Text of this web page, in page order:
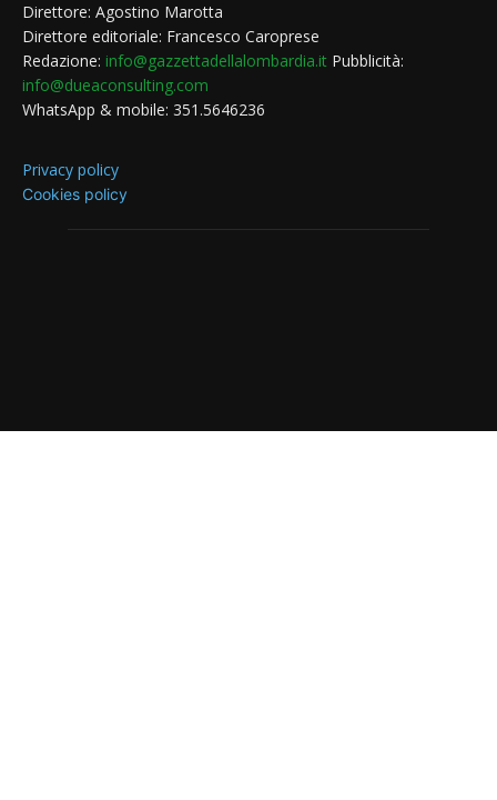
Direttore: Agostino Marotta
Direttore editoriale: Francesco Caroprese
Redazione: info@gazzettadellalombardia.it Pubblicità:
info@dueaconsulting.com
WhatsApp & mobile: 351.5646236
Privacy policy
Cookies policy